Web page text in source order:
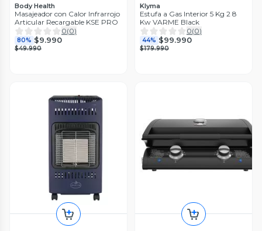
Body Health
Masajeador con Calor Infrarrojo
Articular Recargable KSE PRO
0(0)
80% $9.990
$49.990
Klyma
Estufa a Gas Interior 5 Kg 2 8
Kw VARME Black
0(0)
44% $99.990
$179.990